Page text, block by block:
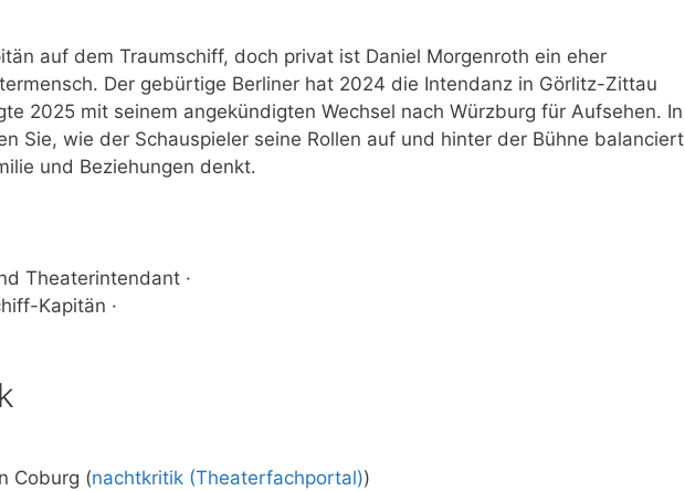
auf dem Traumschiff, doch privat ist Daniel Morgenroth ein eher
Der gebürtige Berliner hat 2024 die Intendanz in Görlitz-Zittau
2025 mit seinem angekündigten Wechsel nach Würzburg für Aufsehen. In
Sie, wie der Schauspieler seine Rollen auf und hinter der Bühne balanciert
und Beziehungen denkt.
Theaterintendant ·
Kapitän ·
Coburg (nachtkritik (Theaterfachportal))